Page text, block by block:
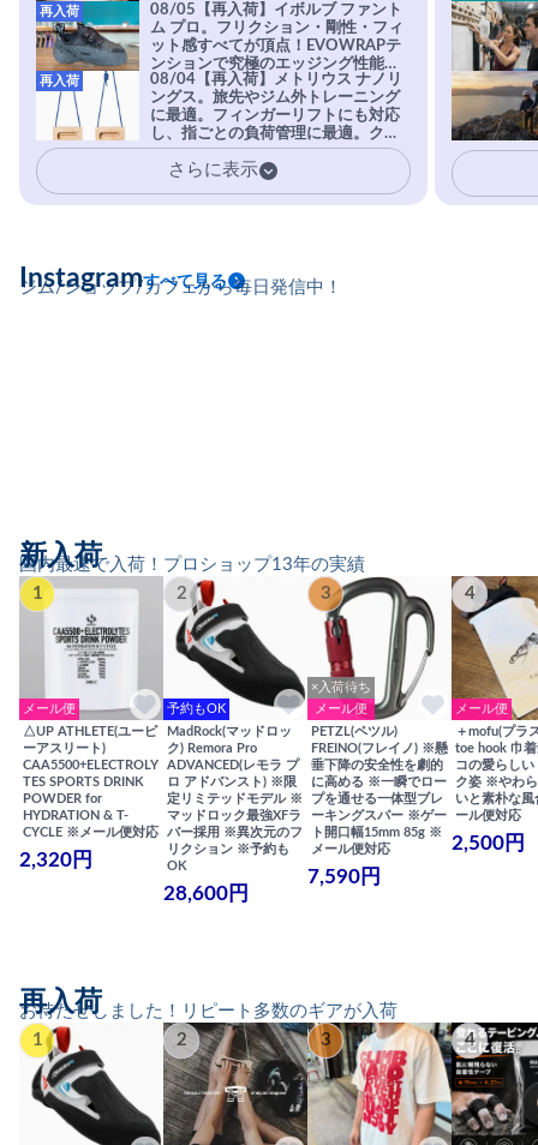
08/05【再入荷】イボルブ ファント
ム プロ。フリクション・剛性・フィ
ット感すべてが頂点！EVOWRAPテ
ンションで究極のエッジング性能を
実現。進化系ラバーEvo-74はTRAX
を凌駕する粘着力で極小ホールドに
安心感。
再入荷
08/04【再入荷】メトリウス ナノリ
ングス。旅先やジム外トレーニング
に最適。フィンガーリフトにも対応
し、指ごとの負荷管理に最適。クラ
イマーの指を本気で鍛えるギア。
再入荷
さらに表示
ジム/ショップ/カフェから毎日発信中！
Instagramすべて見る
国内最速で入荷！プロショップ13年の実績
新入荷
1
メール便
△UP ATHLETE(ユーピ
ーアスリート)
CAA5500+ELECTROLY
TES SPORTS DRINK
POWDER for
HYDRATION & T-
CYCLE ※メール便対応
2,320円
2
予約もOK
MadRock(マッドロッ
ク) Remora Pro
ADVANCED(レモラ プ
ロ アドバンスト) ※限
定リミテッドモデル ※
マッドロック最強XFラ
バー採用 ※異次元のフ
リクション ※予約も
OK
28,600円
3
×入荷待ち
メール便
PETZL(ペツル)
FREINO(フレイノ) ※懸
垂下降の安全性を劇的
に高める ※一瞬でロー
プを通せる一体型ブレ
ーキングスパー ※ゲー
ト開口幅15mm 85g ※
メール便対応
7,590円
4
メール便
＋mofu(プラ
toe hook 巾
コの愛らしい
ク姿 ※やわ
いと素朴な
ール便対応
2,500円
お待たせしました！リピート多数のギアが入荷
再入荷
1 2 3 4